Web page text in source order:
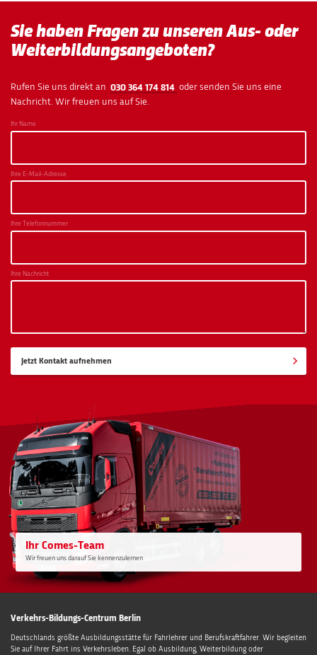
Sie haben Fragen zu unseren Aus- oder
Weiterbildungsangeboten?
Rufen Sie uns direkt an 030 364 174 814 oder senden Sie uns eine
Nachricht. Wir freuen uns auf Sie.
Ihr Name
Ihre E-Mail-Adresse
Ihre Telefonnummer
Ihre Nachricht
Jetzt Kontakt aufnehmen
Ihr Comes-Team
Wir freuen uns darauf Sie kennenzulernen
Verkehrs-Bildungs-Centrum Berlin
Deutschlands größte Ausbildungsstätte für Fahrlehrer und Berufskraftfahrer. Wir begleiten
Sie auf Ihrer Fahrt ins Verkehrsleben. Egal ob Ausbildung, Weiterbildung oder